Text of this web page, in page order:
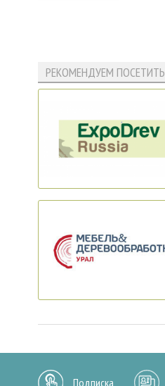
РЕКОМЕНДУЕМ ПОСЕТИТЬ
Подписка